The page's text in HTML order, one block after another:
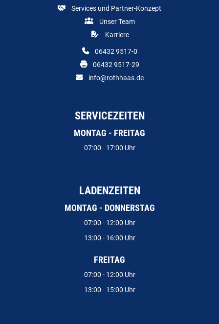
Services und Partner-Konzept
Unser Team
Karriere
06432 9517-0
06432 9517-29
info@rothhaas.de
SERVICEZEITEN
MONTAG - FREITAG
07:00 - 17:00 Uhr
LADENZEITEN
MONTAG - DONNERSTAG
07:00 - 12:00 Uhr
13:00 - 16:00 Uhr
FREITAG
07:00 - 12:00 Uhr
13:00 - 15:00 Uhr